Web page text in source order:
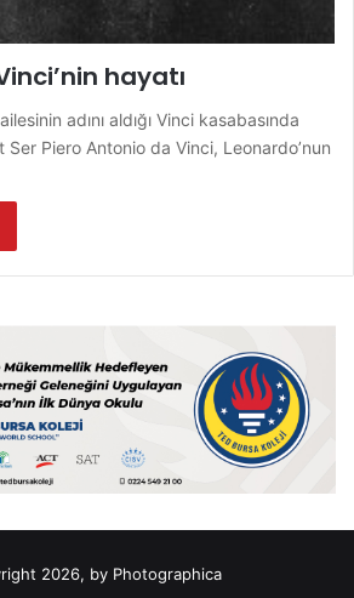
hayatı
adını aldığı Vinci kasabasında
Piero Antonio da Vinci, Leonardo’nun
2026, by Photographica